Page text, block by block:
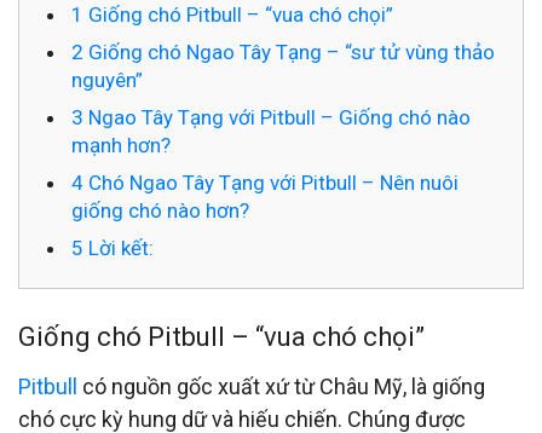
1 Giống chó Pitbull – “vua chó chọi”
2 Giống chó Ngao Tây Tạng – “sư tử vùng thảo
nguyên”
3 Ngao Tây Tạng với Pitbull – Giống chó nào
mạnh hơn?
4 Chó Ngao Tây Tạng với Pitbull – Nên nuôi
giống chó nào hơn?
5 Lời kết:
Giống chó Pitbull – “vua chó chọi”
Pitbull
có nguồn gốc xuất xứ từ Châu Mỹ, là giống
chó cực kỳ hung dữ và hiếu chiến. Chúng được